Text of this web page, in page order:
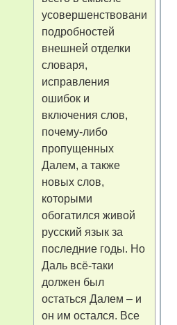
усовершенствования
подробностей
внешней отделки
словаря,
исправления
ошибок и
включения слов,
почему-либо
пропущенных
Далем, а также
новых слов,
которыми
обогатился живой
русский язык за
последние годы. Но
Даль всё-таки
должен был
остаться Далем – и
он им остался. Все